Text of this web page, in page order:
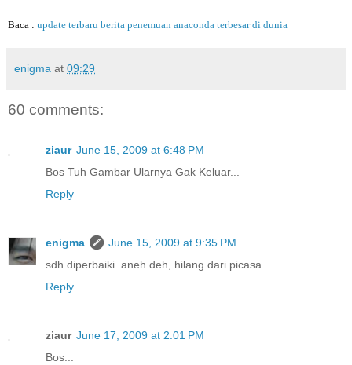
Baca : update terbaru berita penemuan anaconda terbesar di dunia
enigma at 09:29
60 comments:
ziaur June 15, 2009 at 6:48 PM
Bos Tuh Gambar Ularnya Gak Keluar...
Reply
enigma
June 15, 2009 at 9:35 PM
sdh diperbaiki. aneh deh, hilang dari picasa.
Reply
ziaur June 17, 2009 at 2:01 PM
Bos...